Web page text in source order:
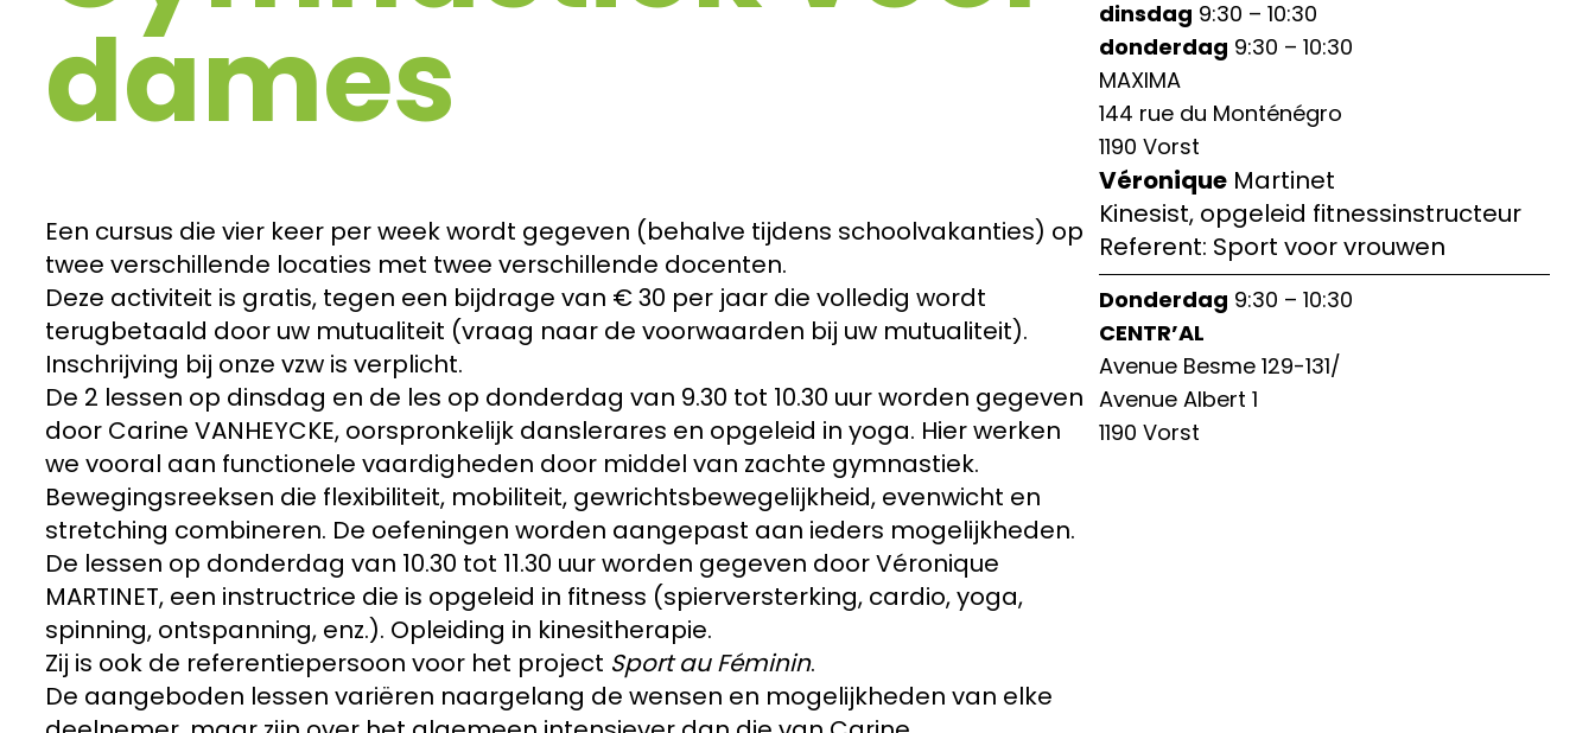
dames
Een cursus die vier keer per week wordt gegeven (behalve tijdens schoolvakanties) op
twee verschillende locaties met twee verschillende docenten.
Deze activiteit is gratis, tegen een bijdrage van € 30 per jaar die volledig wordt
terugbetaald door uw mutualiteit (vraag naar de voorwaarden bij uw mutualiteit).
Inschrijving bij onze vzw is verplicht.
De 2 lessen op dinsdag en de les op donderdag van 9.30 tot 10.30 uur worden gegeven
door Carine VANHEYCKE, oorspronkelijk danslerares en opgeleid in yoga. Hier werken
we vooral aan functionele vaardigheden door middel van zachte gymnastiek.
Bewegingsreeksen die flexibiliteit, mobiliteit, gewrichtsbewegelijkheid, evenwicht en
stretching combineren. De oefeningen worden aangepast aan ieders mogelijkheden.
De lessen op donderdag van 10.30 tot 11.30 uur worden gegeven door Véronique
MARTINET, een instructrice die is opgeleid in fitness (spierversterking, cardio, yoga,
spinning, ontspanning, enz.). Opleiding in kinesitherapie.
Zij is ook de referentiepersoon voor het project Sport au Féminin.
De aangeboden lessen variëren naargelang de wensen en mogelijkheden van elke
dinsdag 9:30 – 10:30
donderdag 9:30 – 10:30
MAXIMA
144 rue du Monténégro
1190 Vorst
VéroniqueMartinet
Kinesist, opgeleid fitnessinstructeur
Referent: Sport voor vrouwen
Donderdag 9:30 – 10:30
CENTR’AL
Avenue Besme 129-131/
Avenue Albert 1
1190 Vorst